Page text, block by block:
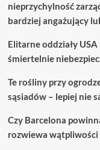
nieprzychylność
bardziej angażujący
Elitarne oddziały
śmiertelnie
Te rośliny przy
sąsiadów – lepiej nie
Czy Barcelona
rozwiewa wątpliwości